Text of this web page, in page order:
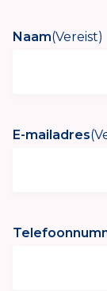
Naam(Vereist)
E-mailadres